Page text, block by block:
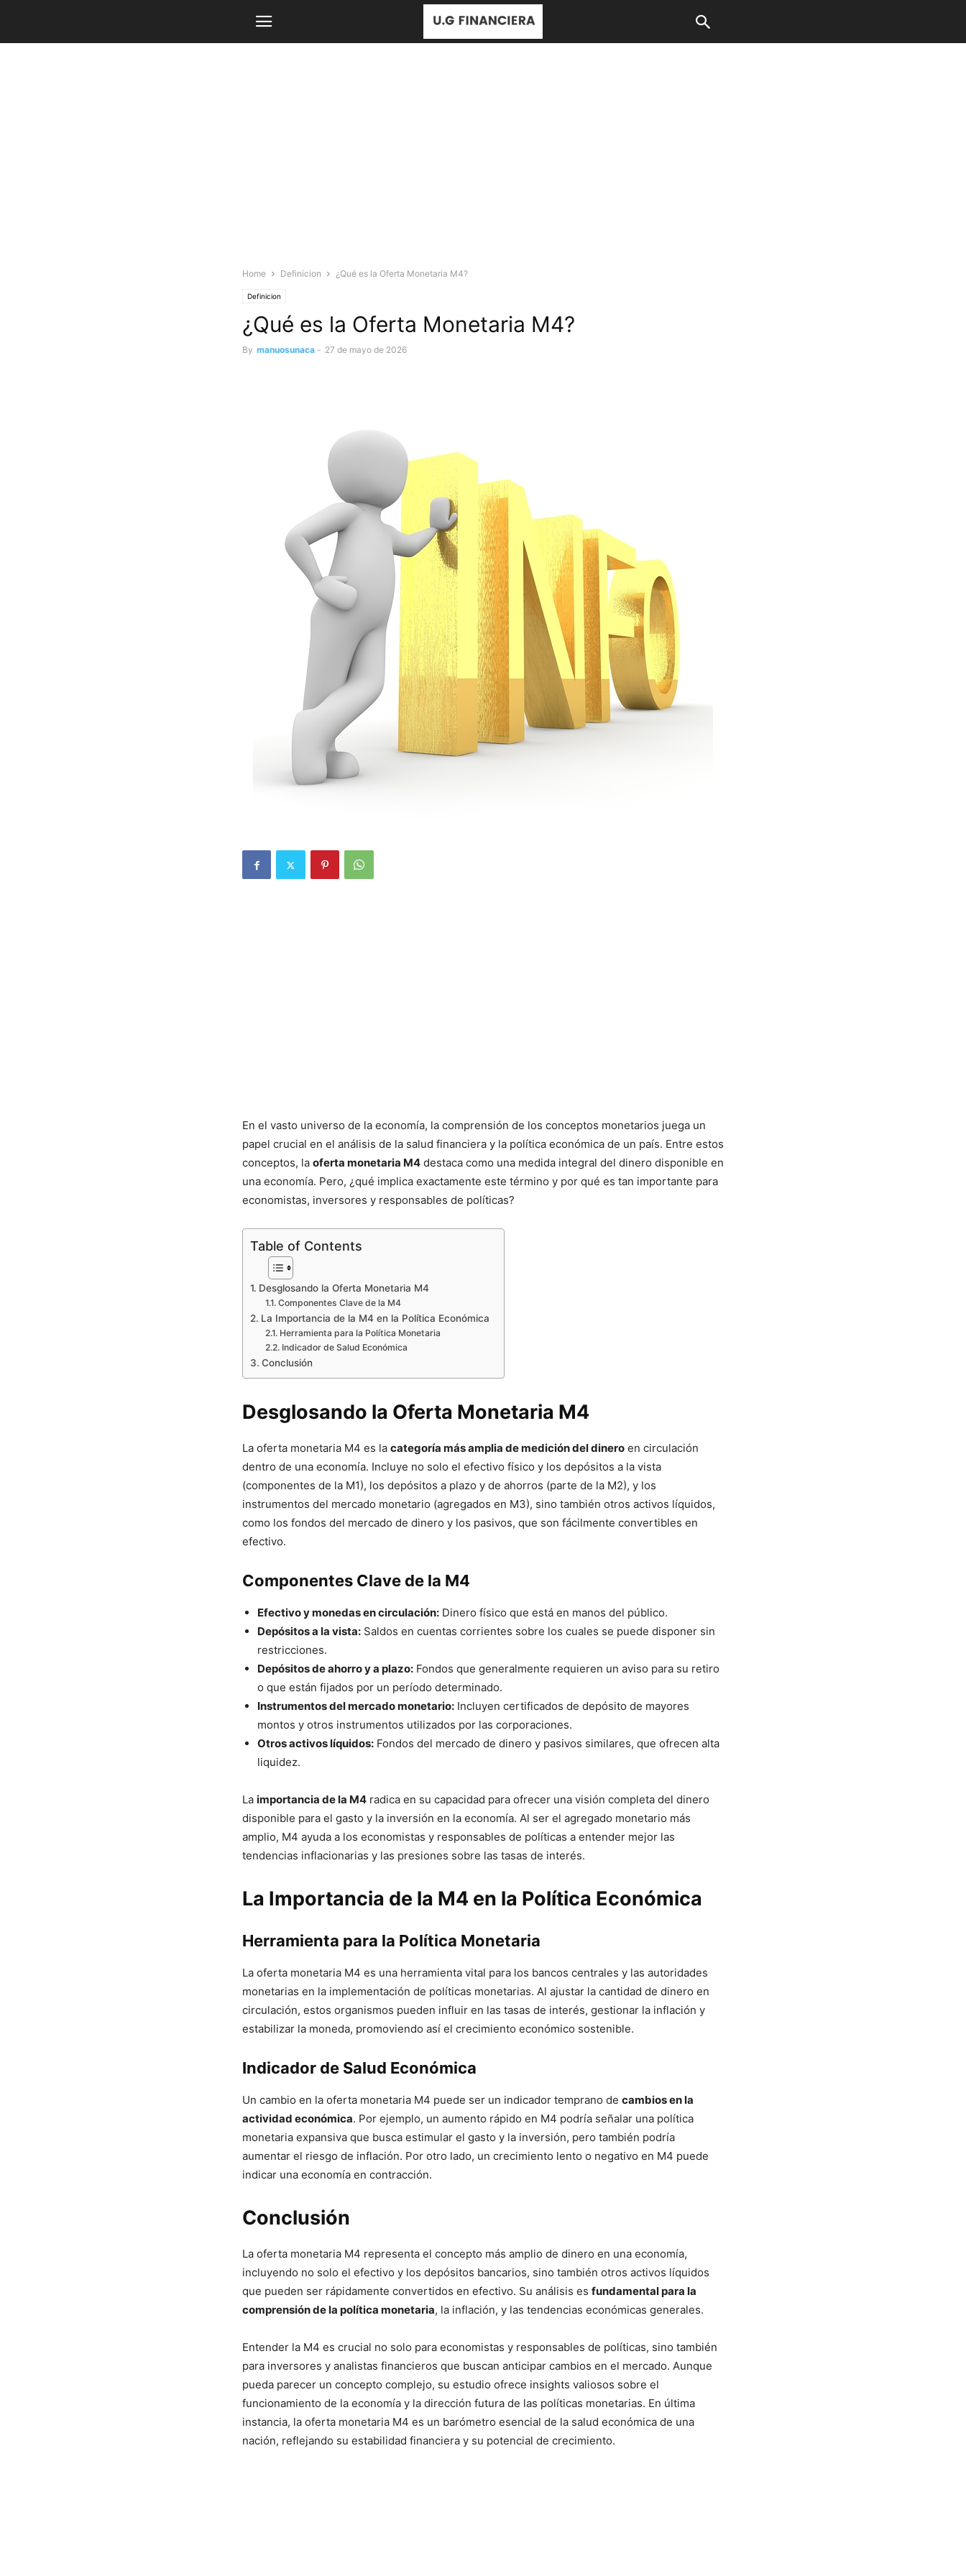
Home Definicion ¿Qué es la Oferta Monetaria M4?
Definicion
¿Qué es la Oferta Monetaria M4?
By manuosunaca - 27 de mayo de 2026
En el vasto universo de la economía, la comprensión de los conceptos monetarios juega un
papel crucial en el análisis de la salud financiera y la política económica de un país. Entre estos
conceptos, la oferta monetaria M4 destaca como una medida integral del dinero disponible en
una economía. Pero, ¿qué implica exactamente este término y por qué es tan importante para
economistas, inversores y responsables de políticas?
Table of Contents
Desglosando la Oferta Monetaria M4
Componentes Clave de la M4
La Importancia de la M4 en la Política Económica
Herramienta para la Política Monetaria
Indicador de Salud Económica
Conclusión
Desglosando la Oferta Monetaria M4
La oferta monetaria M4 es la categoría más amplia de medición del dinero en circulación
dentro de una economía. Incluye no solo el efectivo físico y los depósitos a la vista
(componentes de la M1), los depósitos a plazo y de ahorros (parte de la M2), y los
instrumentos del mercado monetario (agregados en M3), sino también otros activos líquidos,
como los fondos del mercado de dinero y los pasivos, que son fácilmente convertibles en
efectivo.
Componentes Clave de la M4
Efectivo y monedas en circulación: Dinero físico que está en manos del público.
Depósitos a la vista: Saldos en cuentas corrientes sobre los cuales se puede disponer sin
restricciones.
Depósitos de ahorro y a plazo: Fondos que generalmente requieren un aviso para su retiro
o que están fijados por un período determinado.
Instrumentos del mercado monetario: Incluyen certificados de depósito de mayores
montos y otros instrumentos utilizados por las corporaciones.
Otros activos líquidos: Fondos del mercado de dinero y pasivos similares, que ofrecen alta
liquidez.
La importancia de la M4 radica en su capacidad para ofrecer una visión completa del dinero
disponible para el gasto y la inversión en la economía. Al ser el agregado monetario más
amplio, M4 ayuda a los economistas y responsables de políticas a entender mejor las
tendencias inflacionarias y las presiones sobre las tasas de interés.
La Importancia de la M4 en la Política Económica
Herramienta para la Política Monetaria
La oferta monetaria M4 es una herramienta vital para los bancos centrales y las autoridades
monetarias en la implementación de políticas monetarias. Al ajustar la cantidad de dinero en
circulación, estos organismos pueden influir en las tasas de interés, gestionar la inflación y
estabilizar la moneda, promoviendo así el crecimiento económico sostenible.
Indicador de Salud Económica
Un cambio en la oferta monetaria M4 puede ser un indicador temprano de cambios en la
actividad económica. Por ejemplo, un aumento rápido en M4 podría señalar una política
monetaria expansiva que busca estimular el gasto y la inversión, pero también podría
aumentar el riesgo de inflación. Por otro lado, un crecimiento lento o negativo en M4 puede
indicar una economía en contracción.
Conclusión
La oferta monetaria M4 representa el concepto más amplio de dinero en una economía,
incluyendo no solo el efectivo y los depósitos bancarios, sino también otros activos líquidos
que pueden ser rápidamente convertidos en efectivo. Su análisis es fundamental para la
comprensión de la política monetaria, la inflación, y las tendencias económicas generales.
Entender la M4 es crucial no solo para economistas y responsables de políticas, sino también
para inversores y analistas financieros que buscan anticipar cambios en el mercado. Aunque
pueda parecer un concepto complejo, su estudio ofrece insights valiosos sobre el
funcionamiento de la economía y la dirección futura de las políticas monetarias. En última
instancia, la oferta monetaria M4 es un barómetro esencial de la salud económica de una
nación, reflejando su estabilidad financiera y su potencial de crecimiento.